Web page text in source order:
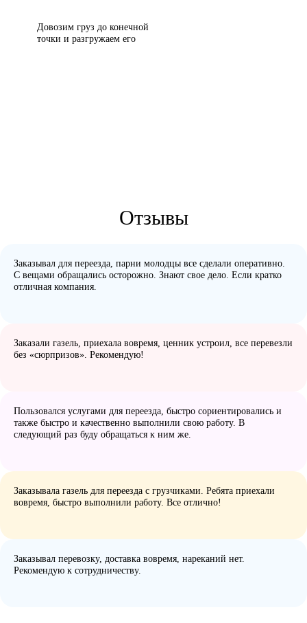
Довозим груз до конечной
точки и разгружаем его
Отзывы
Заказывал для переезда, парни молодцы все сделали оперативно.
С вещами обращались осторожно. Знают свое дело. Если кратко
отличная компания.
Заказали газель, приехала вовремя, ценник устроил, все перевезли
без «сюрпризов». Рекомендую!
Пользовался услугами для переезда, быстро сориентировались и
также быстро и качественно выполнили свою работу. В
следующий раз буду обращаться к ним же.
Заказывала газель для переезда с грузчиками. Ребята приехали
вовремя, быстро выполнили работу. Все отлично!
Заказывал перевозку, доставка вовремя, нареканий нет.
Рекомендую к сотрудничеству.